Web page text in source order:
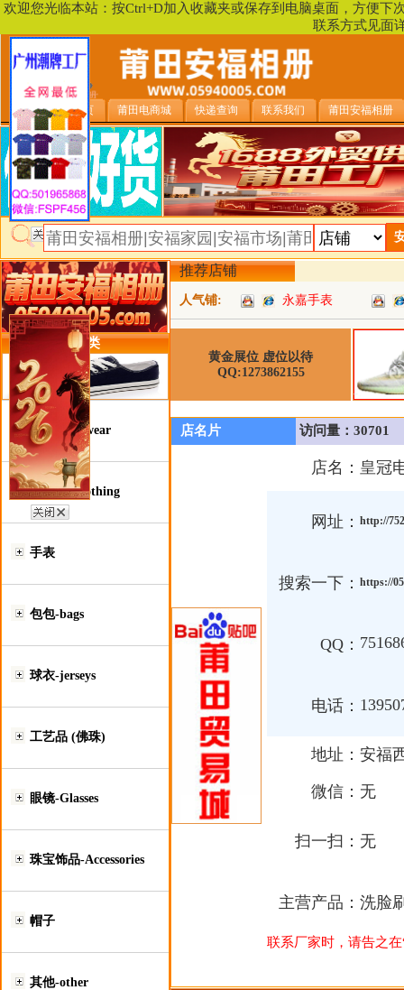
欢迎您光临本站：按Ctrl+D加入收藏夹或保存到电脑桌面，方便
联系方式见面
安福相册首页 莆田电商城 快递查询 联系我们 莆田安福相册
类目详细分类
鞋类-Footwear
服装类-Clothing
手表
包包-bags
球衣-jerseys
工艺品 (佛珠)
眼镜-Glasses
珠宝饰品-Accessories
帽子
其他-other
推荐店铺
人气铺: 永嘉手表
黄金展位 虚位以待
QQ:1273862155
店名片 访问量：30701
店名： 皇冠
网址： http://
搜索一下： https://
QQ：
电话：
地址： 安福
微信： 无
扫一扫： 无
主营产品： 洗脸
联系厂家时，请告之